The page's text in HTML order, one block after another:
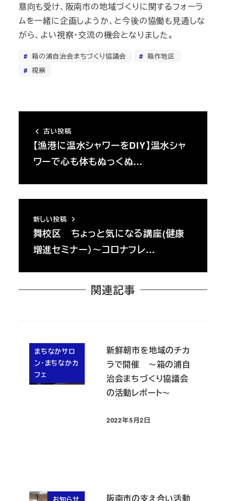
意向も受け、阪南市の地域づくりに関するフォーラ
ムを一緒に企画しようか、と今後の協働も見通しな
がら、よい視察・交流の機会となりました。
箱の浦自治会まちづくり協議会
箱作地区
視察
古い投稿
【漁港に温水シャワーをDIY】温水シャ
ワーで心も体もぬっくぬ…
新しい投稿
舞校区 ちょっと気になる講座(健康
増進セミナー）～コロナフレ…
関連記事
まちなかサロ
ン・まちなかカ
フェ
新鮮朝市を地域のチカ
ラで開催 ～箱の浦自
治会まちづくり協議会
の活動レポート～
投稿日
2022年5月2日
阪南市の支え合い活動